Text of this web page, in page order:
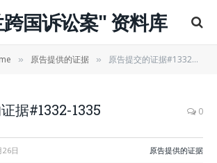
国诉讼案" 资料库
» 原告提供的证据 » 原告提交的证据#1332-1335
据#1332-1335 0
26日 原告提供的证据